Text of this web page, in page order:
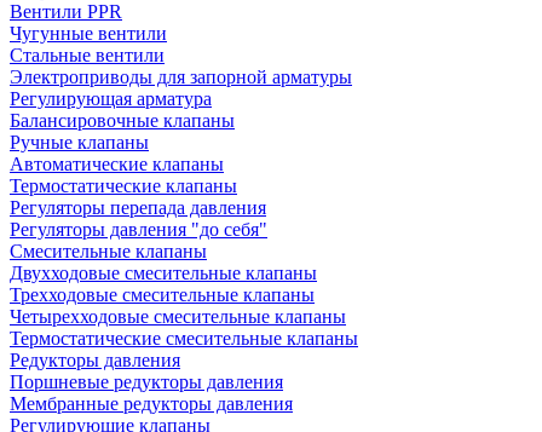
Вентили PPR
Чугунные вентили
Стальные вентили
Электроприводы для запорной арматуры
Регулирующая арматура
Балансировочные клапаны
Ручные клапаны
Автоматические клапаны
Термостатические клапаны
Регуляторы перепада давления
Регуляторы давления "до себя"
Смесительные клапаны
Двухходовые смесительные клапаны
Трехходовые смесительные клапаны
Четырехходовые смесительные клапаны
Термостатические смесительные клапаны
Редукторы давления
Поршневые редукторы давления
Мембранные редукторы давления
Регулирующие клапаны